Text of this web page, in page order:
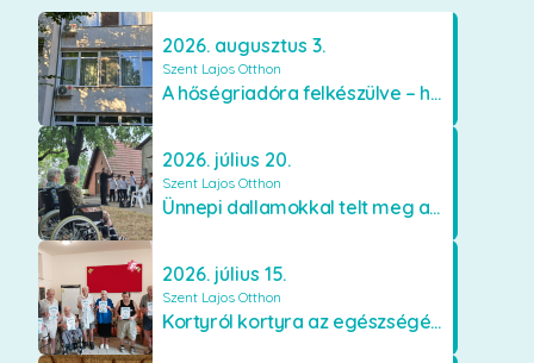
2026. augusztus 3.
Szent Lajos Otthon
A hőségriadóra felkészülve – hűsítő fejlesztések a Szent Lajos Otthonban
2026. július 20.
Szent Lajos Otthon
Ünnepi dallamokkal telt meg a Szent Lajos Otthon
2026. július 15.
Szent Lajos Otthon
Kortyról kortyra az egészségért!